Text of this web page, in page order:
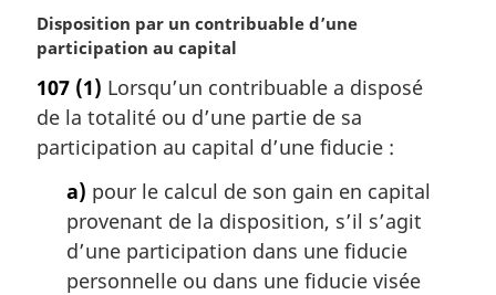
N
o
e
m
a
Disposition par un contribuable d’une
participation au capital
107 (1) Lorsqu’un contribuable a disposé
de la totalité ou d’une partie de sa
participation au capital d’une fiducie :
a) pour le calcul de son gain en capital
provenant de la disposition, s’il s’agit
d’une participation dans une fiducie
personnelle ou dans une fiducie visée